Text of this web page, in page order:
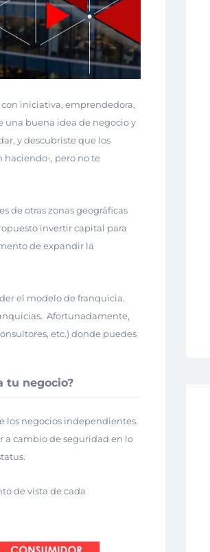
con iniciativa, emprendedora,
una buena idea de negocio y
y descubriste que los
haciendo-, pero no te
de otras zonas geográficas
invertir capital para
de expandir la
el modelo de franquicia.
Afortunadamente,
etc.) donde puedes
tu negocio?
los negocios independientes.
a cambio de seguridad en lo
de vista de cada